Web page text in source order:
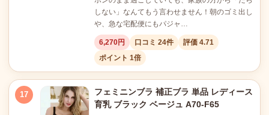
しない」なんてもう言わせません！朝のゴミ出し
や、急な宅配便にもパジャ…
6,270円 口コミ 24件
評価 4.71
ポイント 1倍
17
フェミニンブラ 補正ブラ 単品 レディース
育乳 ブラック ベージュ A70-F65